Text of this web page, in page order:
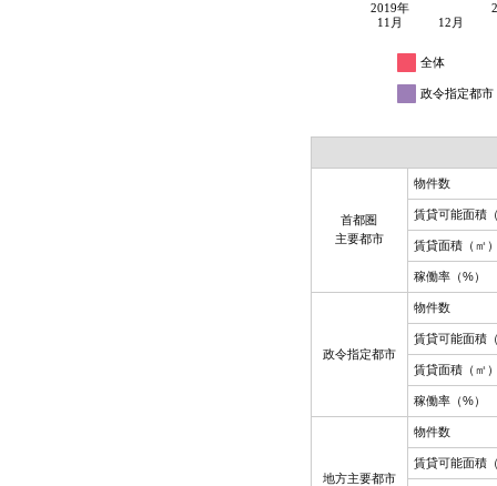
2019年
11月
12月
全体
政令指定都市
首都圏
主要都市
物件数
賃貸可能面積
賃貸面積（㎡
稼働率（%）
政令指定都市
物件数
賃貸可能面積
賃貸面積（㎡
稼働率（%）
地方主要都市
物件数
賃貸可能面積